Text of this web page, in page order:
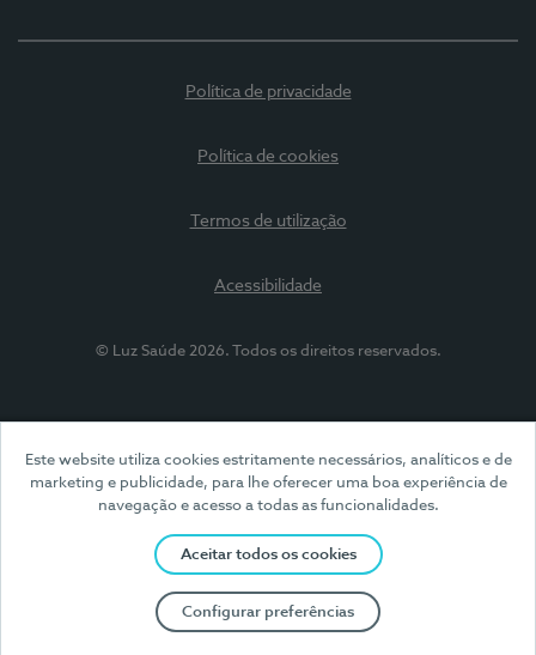
Este website utiliza cookies estritamente necessários, analíticos e de
marketing e publicidade, para lhe oferecer uma boa experiência de
navegação e acesso a todas as funcionalidades.
Aceitar todos os cookies
Configurar preferências
Política de privacidade
Política de cookies
Termos de utilização
Acessibilidade
© Luz Saúde 2026. Todos os direitos reservados.